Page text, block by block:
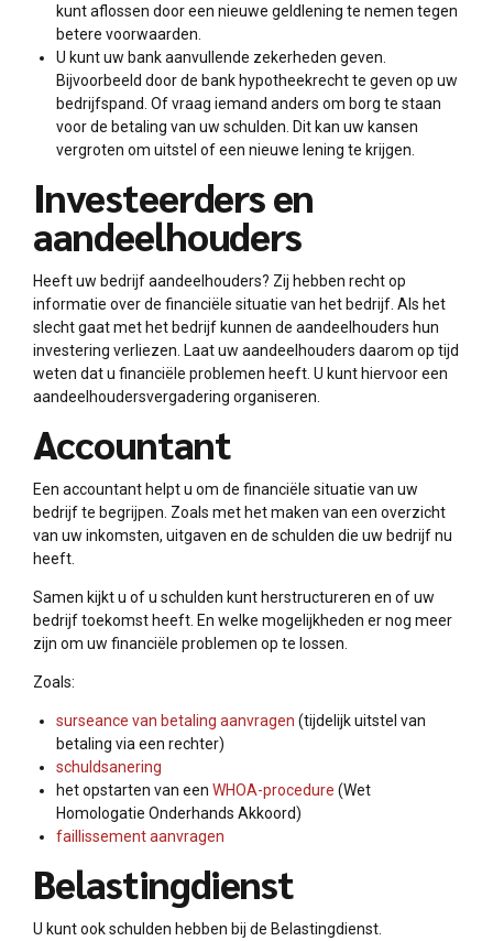
kunt aflossen door een nieuwe geldlening te nemen tegen
betere voorwaarden.
U kunt uw bank aanvullende zekerheden geven.
Bijvoorbeeld door de bank hypotheekrecht te geven op uw
bedrijfspand. Of vraag iemand anders om borg te staan
voor de betaling van uw schulden. Dit kan uw kansen
vergroten om uitstel of een nieuwe lening te krijgen.
Investeerders en
aandeelhouders
Heeft uw bedrijf aandeelhouders? Zij hebben recht op
informatie over de financiële situatie van het bedrijf. Als het
slecht gaat met het bedrijf kunnen de aandeelhouders hun
investering verliezen. Laat uw aandeelhouders daarom op tijd
weten dat u financiële problemen heeft. U kunt hiervoor een
aandeelhoudersvergadering organiseren.
Accountant
Een accountant helpt u om de financiële situatie van uw
bedrijf te begrijpen. Zoals met het maken van een overzicht
van uw inkomsten, uitgaven en de schulden die uw bedrijf nu
heeft.
Samen kijkt u of u schulden kunt herstructureren en of uw
bedrijf toekomst heeft. En welke mogelijkheden er nog meer
zijn om uw financiële problemen op te lossen.
Zoals:
surseance van betaling aanvragen (tijdelijk uitstel van
betaling via een rechter)
schuldsanering
het opstarten van een WHOA-procedure (Wet
Homologatie Onderhands Akkoord)
faillissement aanvragen
Belastingdienst
U kunt ook schulden hebben bij de Belastingdienst.